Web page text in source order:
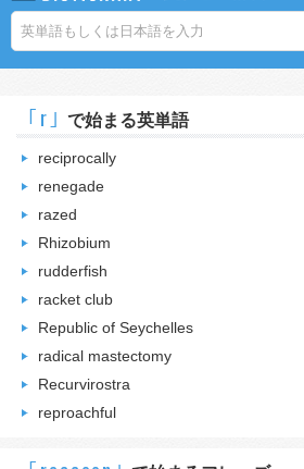
｢r｣ で始まる英単語
reciprocally
renegade
razed
Rhizobium
rudderfish
racket club
Republic of Seychelles
radical mastectomy
Recurvirostra
reproachful